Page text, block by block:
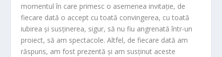
momentul în care primesc o asemenea invitație, de
fiecare dată o accept cu toată convingerea, cu toată
iubirea și susținerea, sigur, să nu fiu angrenată într-un
proiect, să am spectacole. Altfel, de fiecare dată am
răspuns, am fost prezentă și am susținut aceste